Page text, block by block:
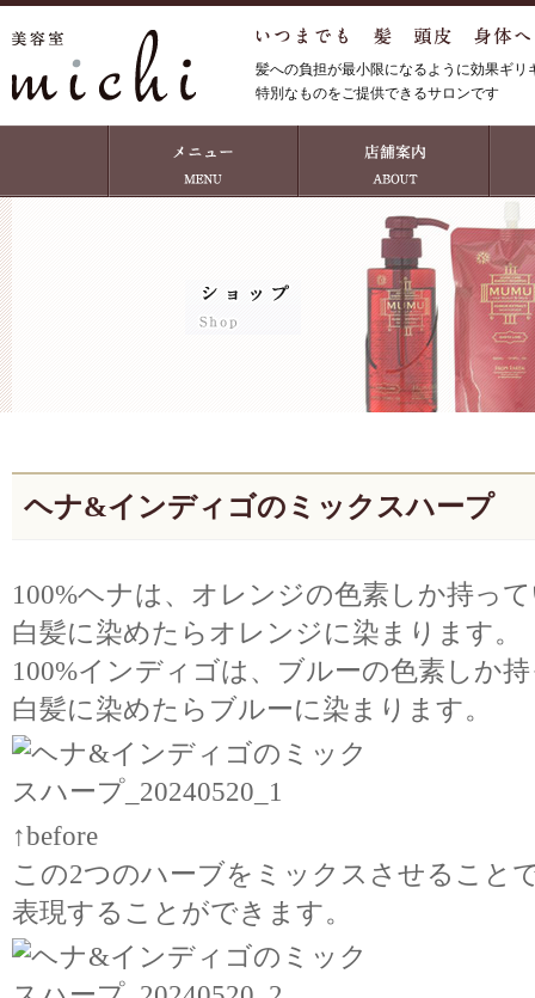
髪への負担が最小限になるように効果ギ
特別なものをご提供できるサロンです
ヘナ&インディゴのミックスハープ
100%ヘナは、オレンジの色素しか持っ
白髪に染めたらオレンジに染まります。
100%インディゴは、ブルーの色素しか
白髪に染めたらブルーに染まります。
↑before
この2つのハーブをミックスさせること
表現することができます。